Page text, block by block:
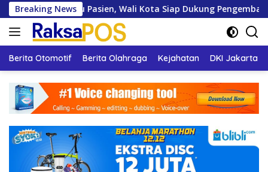
Langsung
ke
konten
Breaking News
Pasien, Wali Kota Siap Dukung Pengembangan
Berita Otomotif Berita Olahraga Kejahatan DKI Jakarta